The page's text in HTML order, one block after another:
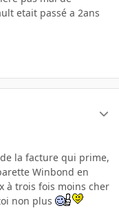
etait passé a 2ans
la facture qui prime,
Winbond en
à trois fois moins cher
non plus